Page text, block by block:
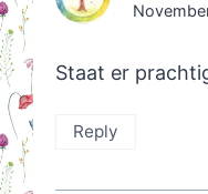
Staat er
Reply